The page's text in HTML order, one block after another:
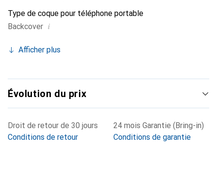
Type de coque pour téléphone portable
Backcover i
Afficher plus
Évolution du prix
Droit de retour de 30 jours
Conditions de retour
24 mois Garantie (Bring-in)
Conditions de garantie